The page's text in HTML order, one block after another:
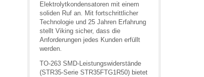
Elektrolytkondensatoren mit einem
soliden Ruf an. Mit fortschrittlicher
Technologie und 25 Jahren Erfahrung
stellt Viking sicher, dass die
Anforderungen jedes Kunden erfüllt
werden.
TO-263 SMD-Leistungswiderstände
(STR35-Serie STR35FTG1R50) bietet